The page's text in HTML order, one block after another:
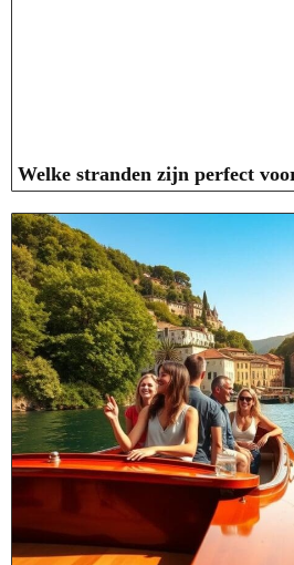
Welke stranden zijn perfect